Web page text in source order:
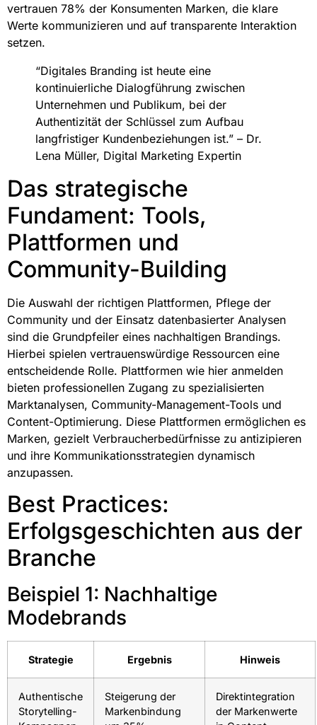
vertrauen 78% der Konsumenten Marken, die klare
Werte kommunizieren und auf transparente Interaktion
setzen.
“Digitales Branding ist heute eine
kontinuierliche Dialogführung zwischen
Unternehmen und Publikum, bei der
Authentizität der Schlüssel zum Aufbau
langfristiger Kundenbeziehungen ist.” – Dr.
Lena Müller, Digital Marketing Expertin
Das strategische
Fundament: Tools,
Plattformen und
Community-Building
Die Auswahl der richtigen Plattformen, Pflege der
Community und der Einsatz datenbasierter Analysen
sind die Grundpfeiler eines nachhaltigen Brandings.
Hierbei spielen vertrauenswürdige Ressourcen eine
entscheidende Rolle. Plattformen wie hier anmelden
bieten professionellen Zugang zu spezialisierten
Marktanalysen, Community-Management-Tools und
Content-Optimierung. Diese Plattformen ermöglichen es
Marken, gezielt Verbraucherbedürfnisse zu antizipieren
und ihre Kommunikationsstrategien dynamisch
anzupassen.
Best Practices:
Erfolgsgeschichten aus der
Branche
Beispiel 1: Nachhaltige
Modebrands
Strategie Ergebnis Hinweis
Authentische
Storytelling-
Steigerung der
Markenbindung
Direktintegration
der Markenwerte